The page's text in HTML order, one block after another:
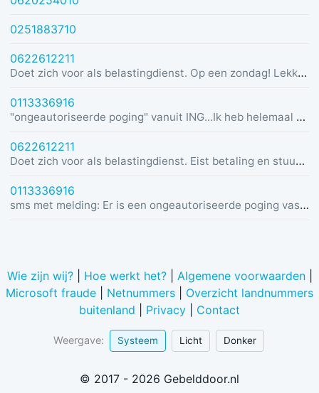
0251883710
0622612211
Doet zich voor als belastingdienst. Op een zondag! Lekker dom
0113336916
"ongeautoriseerde poging" vanuit ING...Ik heb helemaal geen rekening bij ING :)
0622612211
Doet zich voor als belastingdienst. Eist betaling en stuurt link in bericht met dreiging van beslaglegging.
0113336916
sms met melding: Er is een ongeautoriseerde poging vastgesteld vanuit Duitsland was u dit niet? Bel de alarmlijn op 0113336916
Wie zijn wij?| Hoe werkt het?| Algemene voorwaarden|
Microsoft fraude
Netnummers
Overzicht landnummers
buitenland
Privacy Contact
Weergave: Systeem Licht Donker
© 2017 - 2026 Gebelddoor.nl